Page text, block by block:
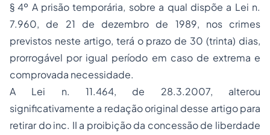
§ 4º A prisão temporária, sobre a qual dispõe a Lei n.
7.960, de 21 de dezembro de 1989, nos crimes
previstos neste artigo, terá o prazo de 30 (trinta) dias,
prorrogável por igual período em caso de extrema e
comprovada necessidade.
A Lei n. 11.464, de 28.3.2007, alterou
significativamente a redação original desse artigo para
retirar do inc. II a proibição da concessão de liberdade